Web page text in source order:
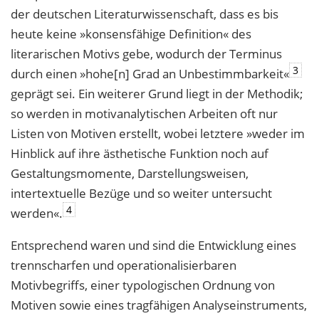
der deutschen Literaturwissenschaft, dass es bis
heute keine »konsensfähige Definition« des
literarischen Motivs gebe, wodurch der Terminus
durch einen »hohe[n] Grad an Unbestimmbarkeit« 3
geprägt sei. Ein weiterer Grund liegt in der Methodik;
so werden in motivanalytischen Arbeiten oft nur
Listen von Motiven erstellt, wobei letztere »weder im
Hinblick auf ihre ästhetische Funktion noch auf
Gestaltungsmomente, Darstellungsweisen,
intertextuelle Bezüge und so weiter untersucht
werden«. 4
Entsprechend waren und sind die Entwicklung eines
trennscharfen und operationalisierbaren
Motivbegriffs, einer typologischen Ordnung von
Motiven sowie eines tragfähigen Analyseinstruments,